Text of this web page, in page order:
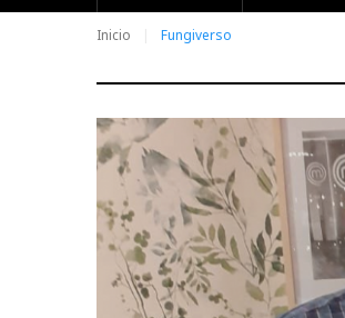
Inicio Fungiverso
Etiqueta: